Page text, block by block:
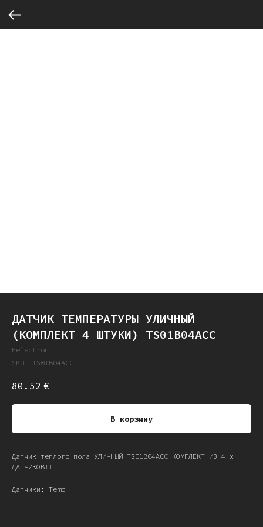
ДАТЧИК ТЕМПЕРАТУРЫ УЛИЧНЫЙ
(КОМПЛЕКТ 4 ШТУКИ) TS01B04ACC
Eelectron
SKU: TS01B04ACC
80.52 €
В корзину
Датчик теплого пола УЛИЧНЫЙ TS01B04ACC КОМПЛЕКТ ИЗ 4-х
ДАТЧИКОВ!!!
Датчики: Temp